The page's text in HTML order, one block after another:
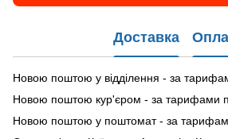
Доставка
Новою поштою у відділення - за
Новою поштою кур'єром - за тарифами
Новою поштою у поштомат - за